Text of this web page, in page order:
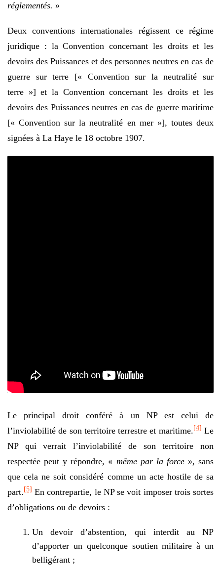
réglementés. »
Deux conventions internationales régissent ce régime
juridique : la Convention concernant les droits et les
devoirs des Puissances et des personnes neutres en cas de
guerre sur terre [« Convention sur la neutralité sur
terre »] et la Convention concernant les droits et les
devoirs des Puissances neutres en cas de guerre maritime
[« Convention sur la neutralité en mer »], toutes deux
signées à La Haye le 18 octobre 1907.
Le principal droit conféré à un NP est celui de
l’inviolabilité de son territoire terrestre et maritime.[4] Le
NP qui verrait l’inviolabilité de son territoire non
respectée peut y répondre, « même par la force», sans
que cela ne soit considéré comme un acte hostile de sa
part.[5] En contrepartie, le NP se voit imposer trois sortes
d’obligations ou de devoirs :
Un devoir d’abstention, qui interdit au NP
d’apporter un quelconque soutien militaire à un
belligérant ;